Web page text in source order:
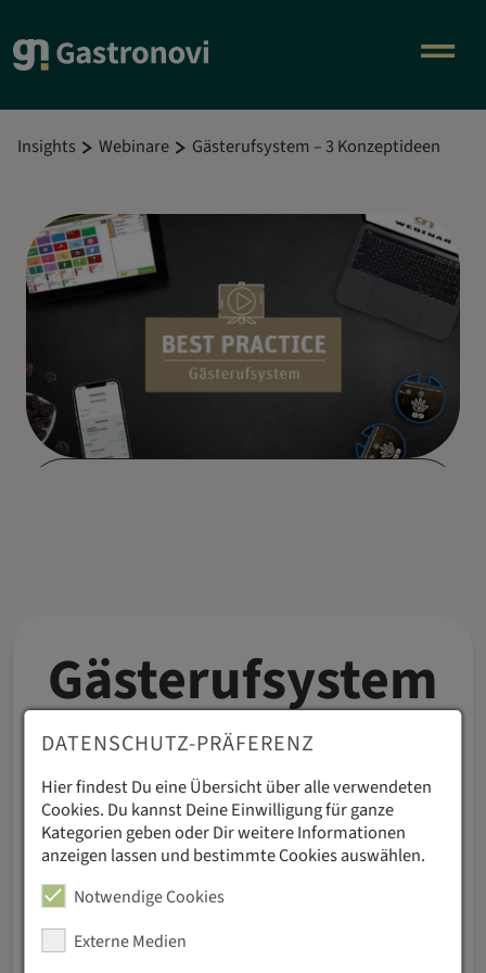
Insights Webinare Gästerufsystem – 3 Konzeptideen
Gästerufsystem
– 3
Konzeptideen
Innovative Lösungen für
begeisternden Service
DATENSCHUTZ-PRÄFERENZ
Hier findest Du eine Übersicht über alle verwendeten
Cookies. Du kannst Deine Einwilligung für ganze
Kategorien geben oder Dir weitere Informationen
anzeigen lassen und bestimmte Cookies auswählen.
Notwendige Cookies
Externe Medien